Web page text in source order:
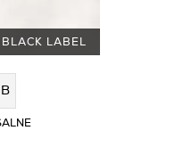
LABEL